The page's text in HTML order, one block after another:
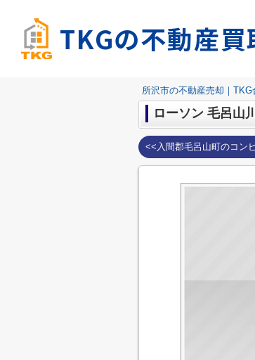
TKGの不動産買
所沢市の不動産売却｜TKG
ローソン 毛呂山
<<入間郡毛呂山町のコン